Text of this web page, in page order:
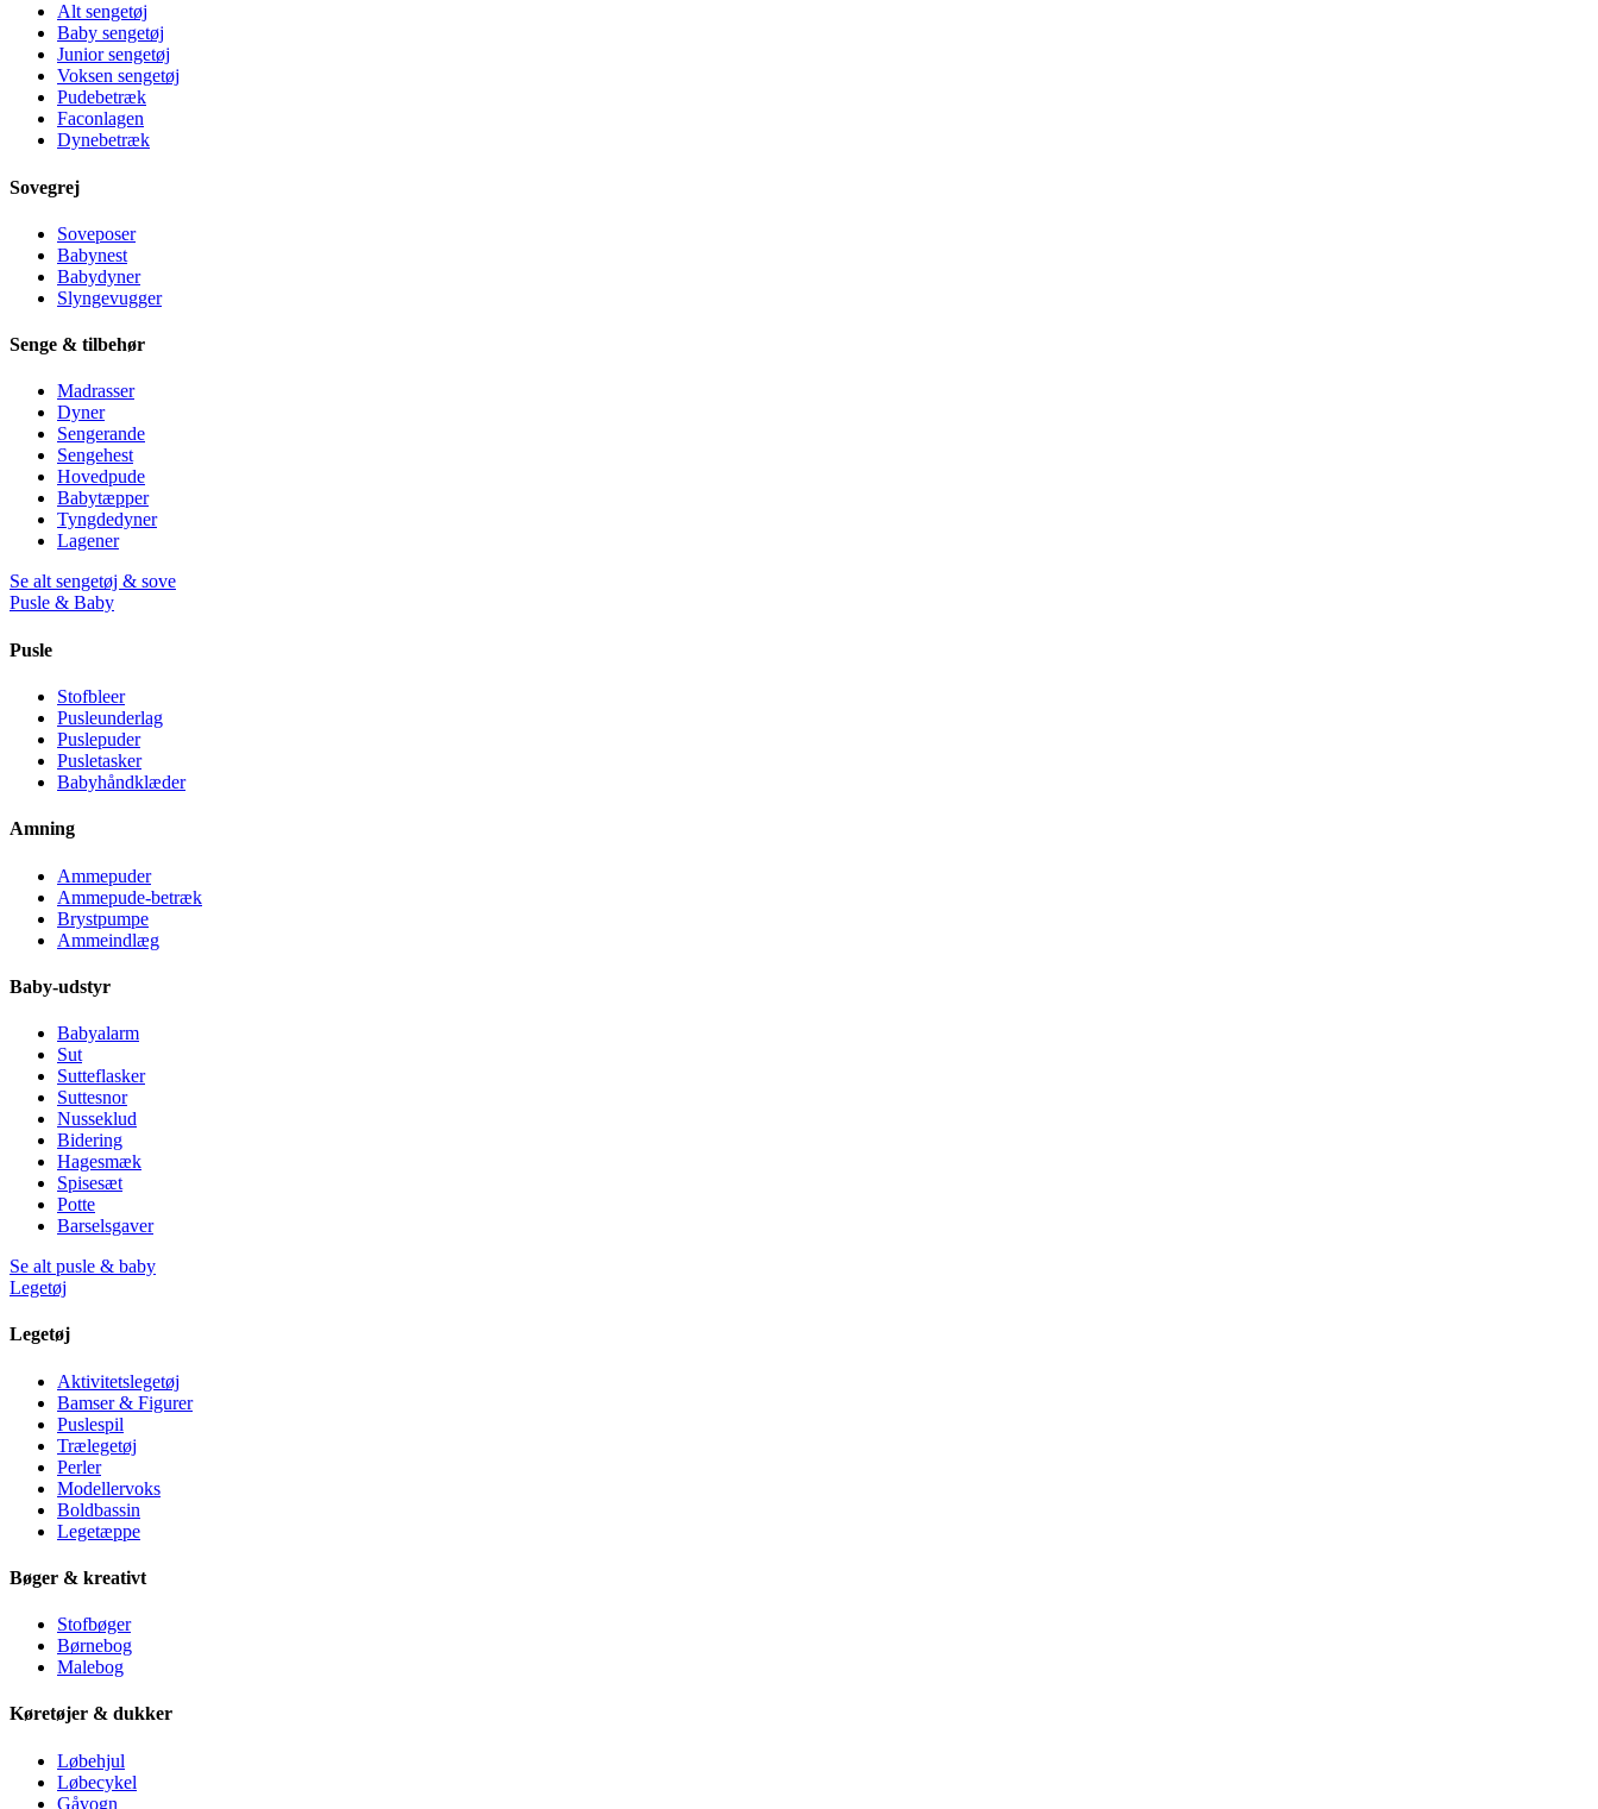
Alt sengetøj
Baby sengetøj
Junior sengetøj
Voksen sengetøj
Pudebetræk
Faconlagen
Dynebetræk
Sovegrej
Soveposer
Babynest
Babydyner
Slyngevugger
Senge & tilbehør
Madrasser
Dyner
Sengerande
Sengehest
Hovedpude
Babytæpper
Tyngdedyner
Lagener
Se alt sengetøj & sove
Pusle & Baby
Pusle
Stofbleer
Pusleunderlag
Puslepuder
Pusletasker
Babyhåndklæder
Amning
Ammepuder
Ammepude-betræk
Brystpumpe
Ammeindlæg
Baby-udstyr
Babyalarm
Sut
Sutteflasker
Suttesnor
Nusseklud
Bidering
Hagesmæk
Spisesæt
Potte
Barselsgaver
Se alt pusle & baby
Legetøj
Legetøj
Aktivitetslegetøj
Bamser & Figurer
Puslespil
Trælegetøj
Perler
Modellervoks
Boldbassin
Legetæppe
Bøger & kreativt
Stofbøger
Børnebog
Malebog
Køretøjer & dukker
Løbehjul
Løbecykel
Gåvogn